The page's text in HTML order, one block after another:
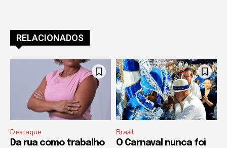
RELACIONADOS
Destaque
Da rua como trabalho
Brasil
O Carnaval nunca foi